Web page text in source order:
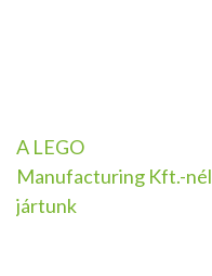
Bejegyzés
navigáció
A LEGO
Manufacturing Kft.-nél
jártunk